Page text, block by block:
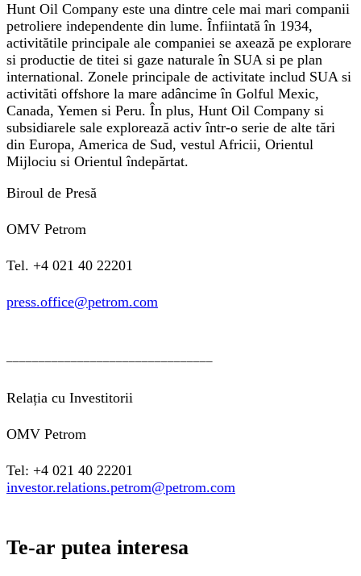
Hunt Oil Company este una dintre cele mai mari companii
petroliere independente din lume. Înfiintată în 1934,
activitătile principale ale companiei se axează pe explorare
si productie de titei si gaze naturale în SUA si pe plan
international. Zonele principale de activitate includ SUA si
activităti offshore la mare adâncime în Golful Mexic,
Canada, Yemen si Peru. În plus, Hunt Oil Company si
subsidiarele sale explorează activ într-o serie de alte tări
din Europa, America de Sud, vestul Africii, Orientul
Mijlociu si Orientul îndepărtat.
Biroul de Presă
OMV Petrom
Tel. +4 021 40 22201
press.office@petrom.com
Relația cu Investitorii
OMV Petrom
Tel: +4 021 40 22201
investor.relations.petrom@petrom.com
Te-ar putea interesa